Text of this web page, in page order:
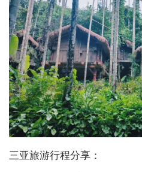
三亚旅游行程分享：